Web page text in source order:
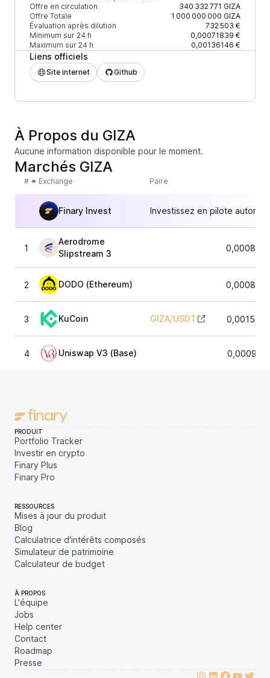
Offre en circulation
340 332 771 GIZA
Offre Totale
1 000 000 000 GIZA
Évaluation après dilution
732 503 €
Minimum sur 24 h
0,00071839 €
Maximum sur 24 h
0,00136146 €
Liens officiels
Site internet Github
À Propos du GIZA
Aucune information disponible pour le moment.
Marchés GIZA
# Exchange Paire
Finary Invest Investissez en pilote
1
Aerodrome
Slipstream 3
2 DODO (Ethereum)
3 KuCoin GIZA/USDT
4 Uniswap V3 (Base)
PRODUIT
Portfolio Tracker
Investir en crypto
Finary Plus
Finary Pro
RESSOURCES
Mises à jour du produit
Blog
Calculatrice d'intérêts composés
Simulateur de patrimoine
Calculateur de budget
À PROPOS
L'équipe
Jobs
Help center
Contact
Roadmap
Presse